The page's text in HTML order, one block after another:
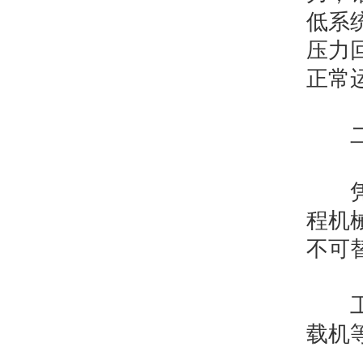
低系
压力
正常
二
凭
程机
不可
工
载机